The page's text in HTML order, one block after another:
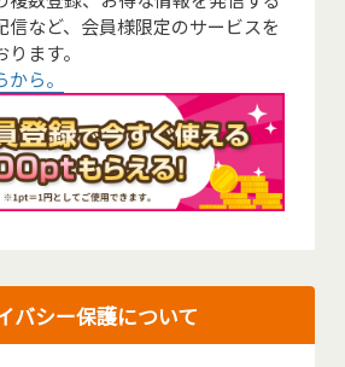
信など、会員様限定のサービスを
ます。
ら。
バシー保護について